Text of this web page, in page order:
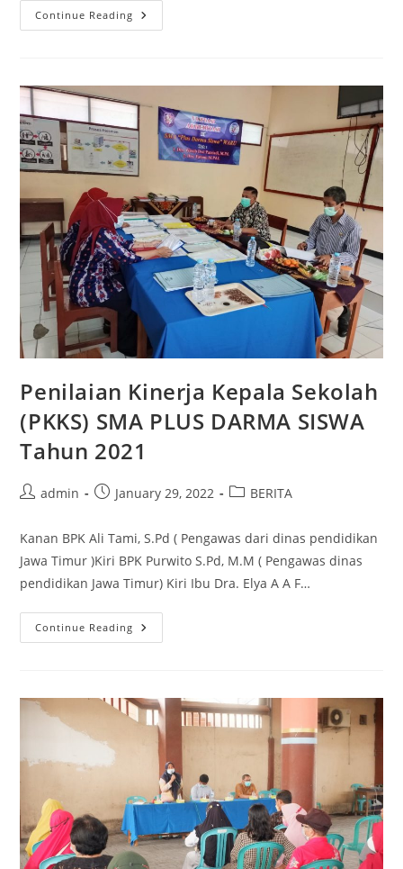
Continue Reading SELAMAT
MEMPERINGATI
Penilaian Kinerja Kepala Sekolah
(PKKS) SMA PLUS DARMA SISWA
Tahun 2021
Postadmin
PostJanuary 29, 2022
PostBERITA
Kanan BPK Ali Tami, S.Pd ( Pengawas dari dinas pendidikan
Jawa Timur )Kiri BPK Purwito S.Pd, M.M ( Pengawas dinas
pendidikan Jawa Timur) Kiri Ibu Dra. Elya A A F…
Continue Reading Penilaian
Kinerja
PLUS
DARMA
SISWA
Tahun
2021